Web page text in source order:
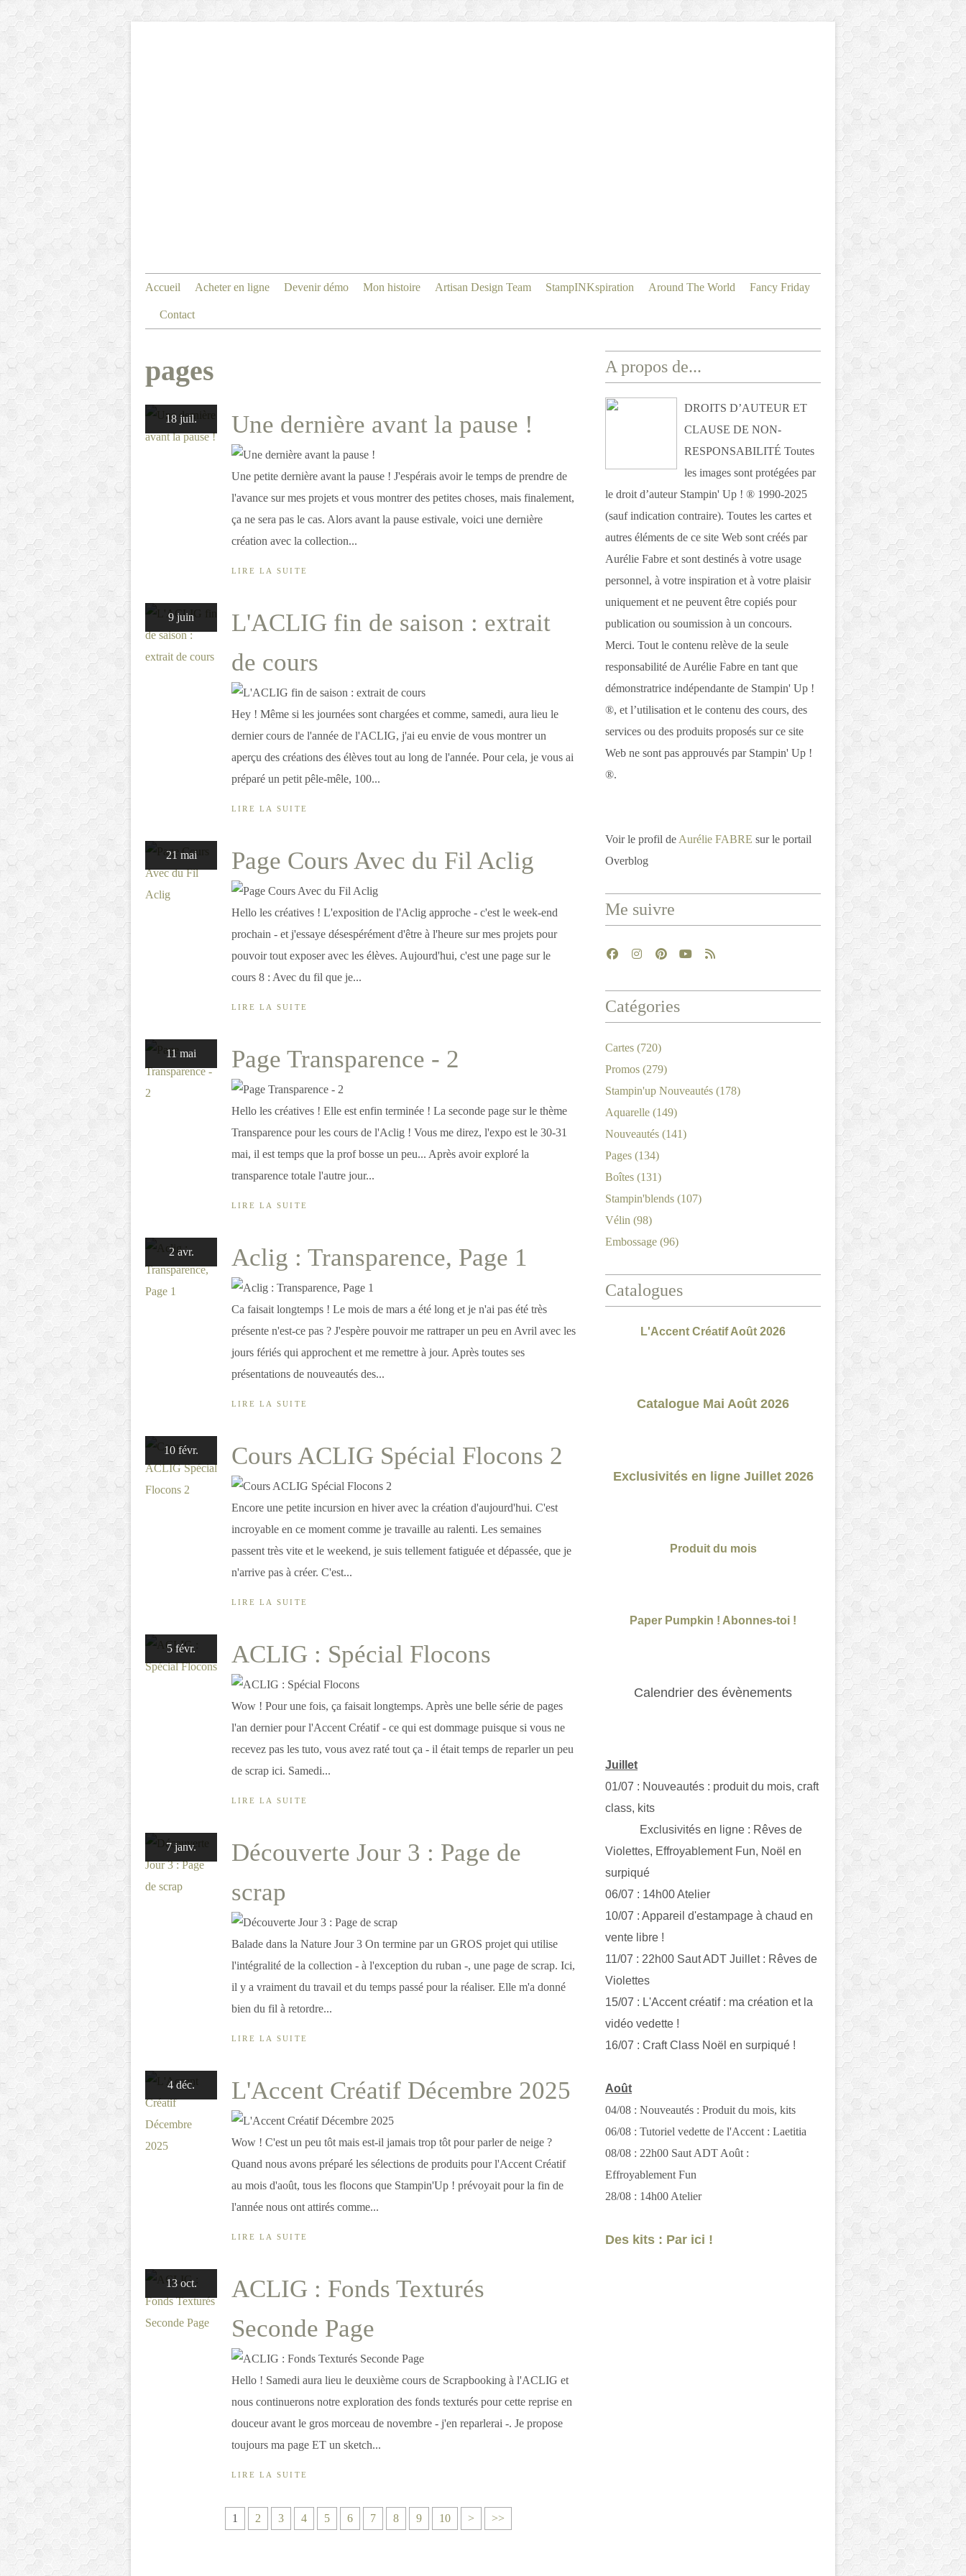
Accueil Acheter en ligne Devenir démo Mon histoire Artisan Design Team StampINKspiration Around The World Fancy Friday
Contact
pages
18 juil. Une dernière avant la pause !
Une petite dernière avant la pause ! J'espérais avoir le temps de prendre de
l'avance sur mes projets et vous montrer des petites choses, mais finalement,
ça ne sera pas le cas. Alors avant la pause estivale, voici une dernière
création avec la collection...
LIRE LA SUITE
9 juin
L'ACLIG fin de saison : extrait
de cours
Hey ! Même si les journées sont chargées et comme, samedi, aura lieu le
dernier cours de l'année de l'ACLIG, j'ai eu envie de vous montrer un
aperçu des créations des élèves tout au long de l'année. Pour cela, je vous ai
préparé un petit pêle-mêle, 100...
LIRE LA SUITE
21 mai Page Cours Avec du Fil Aclig
Hello les créatives ! L'exposition de l'Aclig approche - c'est le week-end
prochain - et j'essaye désespérément d'être à l'heure sur mes projets pour
pouvoir tout exposer avec les élèves. Aujourd'hui, c'est une page sur le
cours 8 : Avec du fil que je...
LIRE LA SUITE
11 mai Page Transparence - 2
Hello les créatives ! Elle est enfin terminée ! La seconde page sur le thème
Transparence pour les cours de l'Aclig ! Vous me direz, l'expo est le 30-31
mai, il est temps que la prof bosse un peu... Après avoir exploré la
transparence totale l'autre jour...
LIRE LA SUITE
2 avr. Aclig : Transparence, Page 1
Ca faisait longtemps ! Le mois de mars a été long et je n'ai pas été très
présente n'est-ce pas ? J'espère pouvoir me rattraper un peu en Avril avec les
jours fériés qui approchent et me remettre à jour. Après toutes ses
présentations de nouveautés des...
LIRE LA SUITE
10 févr. Cours ACLIG Spécial Flocons 2
Encore une petite incursion en hiver avec la création d'aujourd'hui. C'est
incroyable en ce moment comme je travaille au ralenti. Les semaines
passent très vite et le weekend, je suis tellement fatiguée et dépassée, que je
n'arrive pas à créer. C'est...
LIRE LA SUITE
5 févr. ACLIG : Spécial Flocons
Wow ! Pour une fois, ça faisait longtemps. Après une belle série de pages
l'an dernier pour l'Accent Créatif - ce qui est dommage puisque si vous ne
recevez pas les tuto, vous avez raté tout ça - il était temps de reparler un peu
de scrap ici. Samedi...
LIRE LA SUITE
7 janv.
Découverte Jour 3 : Page de
scrap
Balade dans la Nature Jour 3 On termine par un GROS projet qui utilise
l'intégralité de la collection - à l'exception du ruban -, une page de scrap. Ici,
il y a vraiment du travail et du temps passé pour la réaliser. Elle m'a donné
bien du fil à retordre...
LIRE LA SUITE
4 déc. L'Accent Créatif Décembre 2025
Wow ! C'est un peu tôt mais est-il jamais trop tôt pour parler de neige ?
Quand nous avons préparé les sélections de produits pour l'Accent Créatif
au mois d'août, tous les flocons que Stampin'Up ! prévoyait pour la fin de
l'année nous ont attirés comme...
LIRE LA SUITE
13 oct.
ACLIG : Fonds Texturés
Seconde Page
Hello ! Samedi aura lieu le deuxième cours de Scrapbooking à l'ACLIG et
nous continuerons notre exploration des fonds texturés pour cette reprise en
douceur avant le gros morceau de novembre - j'en reparlerai -. Je propose
toujours ma page ET un sketch...
LIRE LA SUITE
1 2 3 4 5 6 7 8 9 10 > >>
A propos de...
DROITS D’AUTEUR ET
CLAUSE DE NON-
RESPONSABILITÉ Toutes
les images sont protégées par
le droit d’auteur Stampin' Up ! ® 1990-2025
(sauf indication contraire). Toutes les cartes et
autres éléments de ce site Web sont créés par
Aurélie Fabre et sont destinés à votre usage
personnel, à votre inspiration et à votre plaisir
uniquement et ne peuvent être copiés pour
publication ou soumission à un concours.
Merci. Tout le contenu relève de la seule
responsabilité de Aurélie Fabre en tant que
démonstratrice indépendante de Stampin' Up !
®, et l’utilisation et le contenu des cours, des
services ou des produits proposés sur ce site
Web ne sont pas approuvés par Stampin' Up !
®.
Voir le profil de Aurélie FABRE sur le portail
Overblog
Me suivre
Catégories
Cartes (720)
Promos (279)
Stampin'up Nouveautés (178)
Aquarelle (149)
Nouveautés (141)
Pages (134)
Boîtes (131)
Stampin'blends (107)
Vélin (98)
Embossage (96)
Catalogues
L'Accent Créatif Août 2026
Catalogue Mai Août 2026
Exclusivités en ligne Juillet 2026
Produit du mois
Paper Pumpkin ! Abonnes-toi !
Calendrier des évènements
Juillet
01/07 : Nouveautés : produit du mois, craft
class, kits
Exclusivités en ligne : Rêves de
Violettes, Effroyablement Fun, Noël en
surpiqué
06/07 : 14h00 Atelier
10/07 : Appareil d'estampage à chaud en
vente libre !
11/07 : 22h00 Saut ADT Juillet : Rêves de
Violettes
15/07 : L'Accent créatif : ma création et la
vidéo vedette !
16/07 : Craft Class Noël en surpiqué !
Août
04/08 : Nouveautés : Produit du mois, kits
06/08 : Tutoriel vedette de l'Accent : Laetitia
08/08 : 22h00 Saut ADT Août :
Effroyablement Fun
28/08 : 14h00 Atelier
Des kits : Par ici !